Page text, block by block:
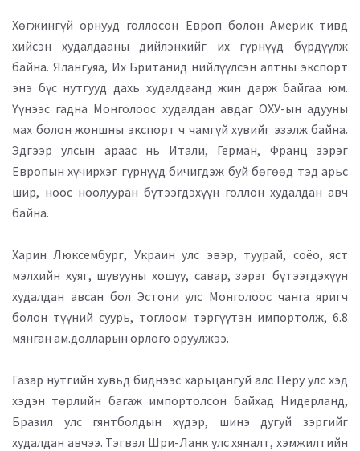
Хөгжингүй орнууд голлосон Европ болон Америк тивд
хийсэн худалдааны дийлэнхийг их гүрнүүд бүрдүүлж
байна. Ялангуяа, Их Британид нийлүүлсэн алтны экспорт
энэ бүс нутгууд дахь худалдаанд жин дарж байгаа юм.
Үүнээс гадна Монголоос худалдан авдаг ОХУ-ын адууны
мах болон жоншны экспорт ч чамгүй хувийг эзэлж байна.
Эдгээр улсын араас нь Итали, Герман, Франц зэрэг
Европын хүчирхэг гүрнүүд бичигдэж буй бөгөөд тэд арьс
шир, ноос ноолууран бүтээгдэхүүн голлон худалдан авч
байна.
Харин Люксембург, Украин улс эвэр, туурай, соёо, яст
мэлхийн хуяг, шувууны хошуу, савар, зэрэг бүтээгдэхүүн
худалдан авсан бол Эстони улс Монголоос чанга яригч
болон түүний суурь, тоглоом тэргүүтэн импортолж, 6.8
мянган ам.долларын орлого оруулжээ.
Газар нутгийн хувьд биднээс харьцангуй алс Перу улс хэд
хэдэн төрлийн багаж импортолсон байхад Нидерланд,
Бразил улс гянтболдын хүдэр, шинэ дугуй зэргийг
худалдан авчээ. Тэгвэл Шри-Ланк улс хяналт, хэмжилтийн